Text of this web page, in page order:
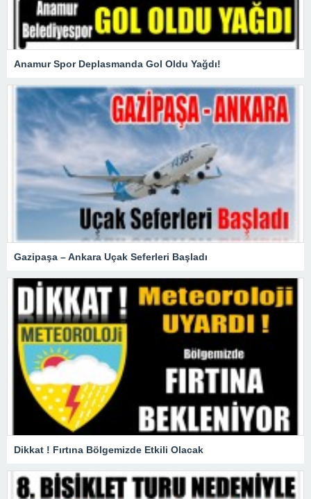
Anamur Spor Deplasmanda Gol Oldu Yağdı!
Gazipaşa – Ankara Uçak Seferleri Başladı
Dikkat ! Fırtına Bölgemizde Etkili Olacak